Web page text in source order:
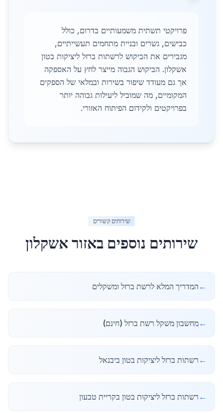
פרויקטי תשתית משמעותיים בדרום, כולל
כבישים, גשרים ובניית מתחמים תעשייתיים,
מגבירים את הביקוש לרשתות ברזל ליציקות בטון
אשקלון. הביקוש הגבוה מייצר לחץ על האספקה
אך גם מעודד שיפור בשירות ובמלאי של הספקים
המקומיים, מה שמוביל ליעילות גבוהה יותר
בפרויקטים ולקידום הפיתוח האזורי.
שירותים קשורים
שירותים נוספים באזוראשקלון
← המדריך המלא לרשת ברזל ומשקלים
←מחשבון משקל רשת ברזל (חינם)
← רשתות ברזל ליציקות בטון ביבנאל
← רשתות ברזל ליציקות בטון בקריית טבעון